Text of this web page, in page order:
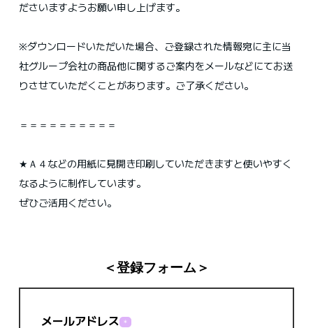
ださいますようお願い申し上げます。
※ダウンロードいただいた場合、ご登録された情報宛に主に当
社グループ会社の商品他に関するご案内をメールなどにてお送
りさせていただくことがあります。ご了承ください。
＝＝＝＝＝＝＝＝＝＝
★Ａ４などの用紙に見開き印刷していただきますと使いやすく
なるように制作しています。
ぜひご活用ください。
＜登録フォーム＞
メールアドレス ＊